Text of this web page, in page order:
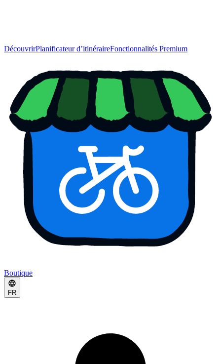
DécouvrirPlanificateur d’itinéraireFonctionnalités Premium
Boutique
FR